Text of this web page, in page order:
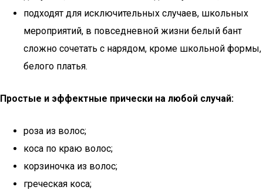
подходят для исключительных случаев, школьных
мероприятий, в повседневной жизни белый бант
сложно сочетать с нарядом, кроме школьной формы,
белого платья.
Простые и эффектные прически на любой случай:
роза из волос;
коса по краю волос;
корзиночка из волос;
греческая коса;